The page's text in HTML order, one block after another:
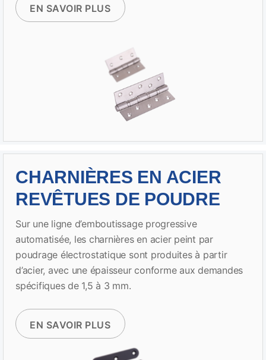
EN SAVOIR PLUS
CHARNIÈRES EN ACIER
REVÊTUES DE POUDRE
Sur une ligne d’emboutissage progressive
automatisée, les charnières en acier peint par
poudrage électrostatique sont produites à partir
d’acier, avec une épaisseur conforme aux demandes
spécifiques de 1,5 à 3 mm.
EN SAVOIR PLUS